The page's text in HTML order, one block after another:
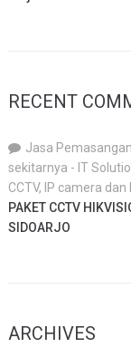
RECENT
Jasa
sekitarnya - IT
CCTV, IP camera dan
PAKET CCTV
SIDOARJO
ARCHIVES